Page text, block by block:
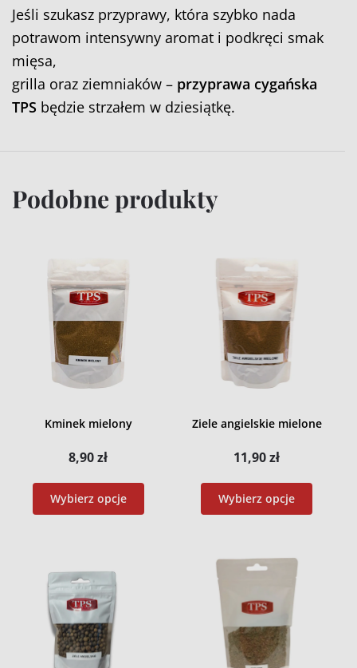
Jeśli szukasz przyprawy, która szybko nada
potrawom intensywny aromat i podkręci smak
mięsa,
grilla oraz ziemniaków – przyprawa cygańska
TPS będzie strzałem w dziesiątkę.
Podobne produkty
Kminek mielony
8,90zł
Wybierz opcje
Ziele angielskie mielone
11,90zł
Wybierz opcje